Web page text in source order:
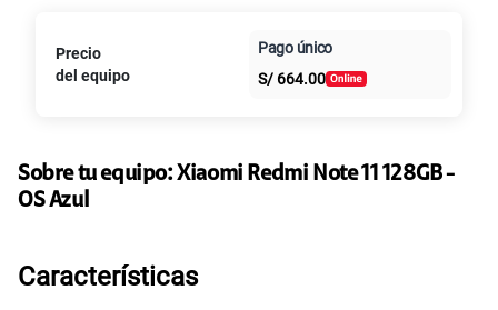
Paga solo
125GBen alta velocidad
S/
Paga solo S/95.90
Al contado Cuotas Claro
intereses
Precio
del equipo
Pago único
S/ 664.00
Sobre tu equipo:Xiaomi Redmi Note 11 128GB -
OS Azul
Características